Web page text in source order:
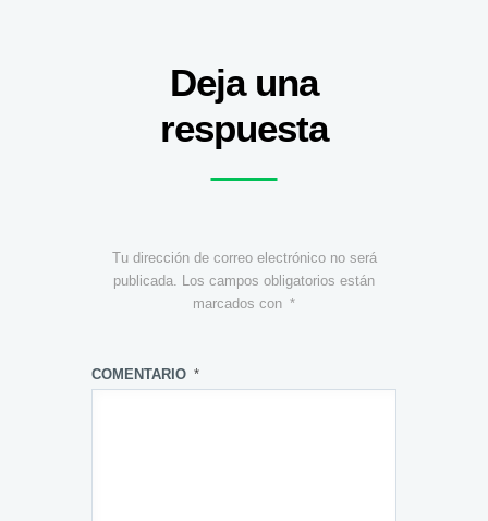
Deja una
respuesta
Tu dirección de correo electrónico no será
publicada.
Los campos obligatorios están
marcados con *
COMENTARIO *